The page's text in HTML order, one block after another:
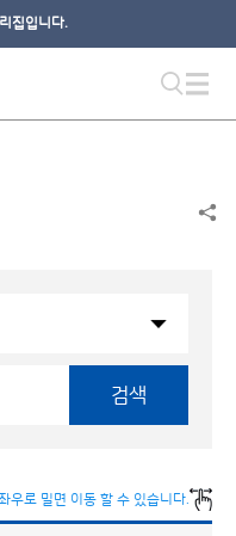
집입니다.
검색
우로 밀면 이동 할 수 있습니다.